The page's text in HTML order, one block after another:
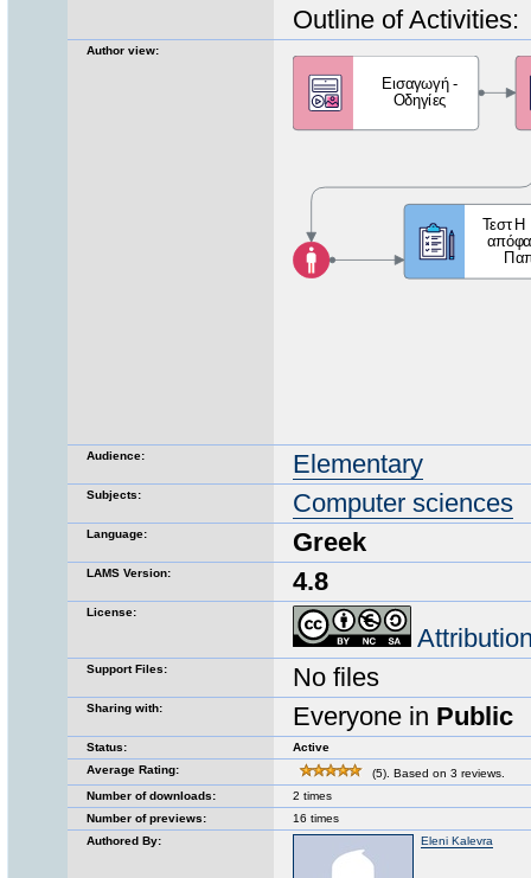
Outline of Activities:
Author view:
Audience: Elementary
Subjects: Computer sciences
Language: Greek
LAMS Version: 4.8
License:
Support Files: No files
Sharing with: Everyone in Public
Status:
Active
Average Rating:
(5). Based on 3 reviews.
Number of downloads:
2 times
Number of previews:
16 times
Authored By:
Eleni Kalevra